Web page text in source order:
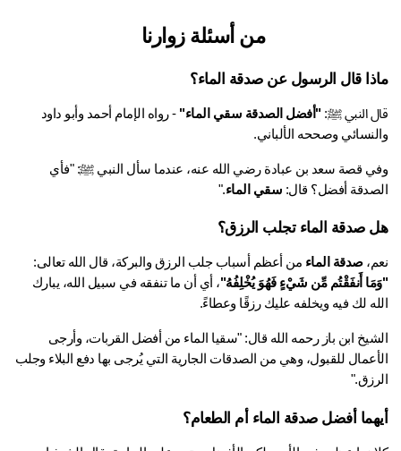
من أسئلة زوارنا
قال الرسول عن صدقة الماء؟
النبي ﷺ: "أفضل الصدقة سقي الماء"
وصححه الألباني.
وفي قصة سعد بن عبادة رضي الله عنه، عندما سأل النبي ﷺ: "فأي
أفضل؟ قال: سقي الماء ."
صدقة الماء تجلب الرزق؟
صدقة الماء من أعظم أسباب جلب الرزق والبركة، قال الله تعالى:
أَنفَقْتُم مِّن شَيْءٍ فَهُوَ يُخْلِفُهُ"
، أي أن ما تنفقه في سبيل الله، يبارك
لك فيه ويخلفه عليك رزقًا وعطاءً.
الشيخ ابن باز رحمه الله قال: "سقيا الماء من أفضل القربات، وأرجى
الأعمال للقبول، وهي من الصدقات الجارية التي يُرجى بها دفع البلاء وجلب
أفضل صدقة الماء أم الطعام؟